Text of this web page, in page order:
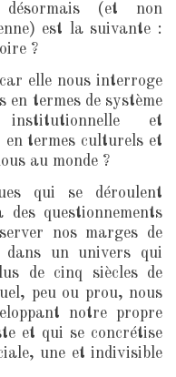
(et non
est la suivante :
?
elle nous interroge
en termes de système
institutionnelle et
en termes culturels et
au monde ?
qui se déroulent
questionnements
nos marges de
dans un univers qui
de cinq siècles de
peu ou prou, nous
notre propre
et qui se concrétise
une et indivisible